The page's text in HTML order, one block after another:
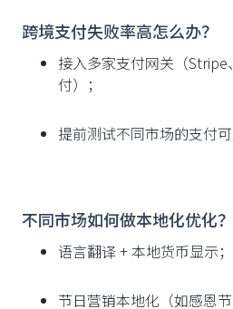
跨境支付失败率高怎么办？
接入多家支付网关（Stripe
付）；
提前测试不同市场的支付可
不同市场如何做本地化优化？
语言翻译 + 本地货币显示；
节日营销本地化（如感恩节